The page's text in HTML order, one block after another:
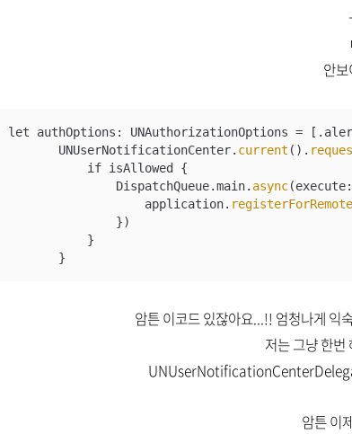
안
let authOptions: UNAuthorizationOptions =
        UNUserNotificationCenter.
current ().
            if isAllowed {
                DispatchQueue.main.
async
                    application.
                })
            }
        }
암튼 이코드 있잖아요...!! 엄청나게 익
저는 그냥 한번
암튼 이